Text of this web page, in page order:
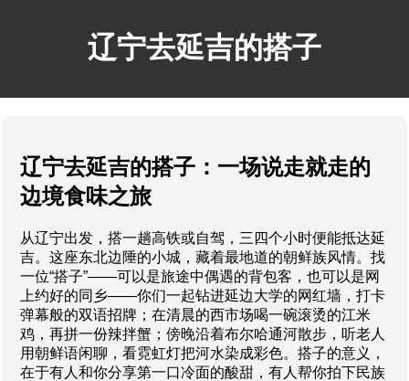
辽宁去延吉的搭子
辽宁去延吉的搭子：一场说走就走的
边境食味之旅
从辽宁出发，搭一趟高铁或自驾，三四个小时便能抵达延
吉。这座东北边陲的小城，藏着最地道的朝鲜族风情。找
一位“搭子”——可以是旅途中偶遇的背包客，也可以是网
上约好的同乡——你们一起钻进延边大学的网红墙，打卡
弹幕般的双语招牌；在清晨的西市场喝一碗滚烫的江米
鸡，再拼一份辣拌蟹；傍晚沿着布尔哈通河散步，听老人
用朝鲜语闲聊，看霓虹灯把河水染成彩色。搭子的意义，
在于有人和你分享第一口冷面的酸甜，有人帮你拍下民族